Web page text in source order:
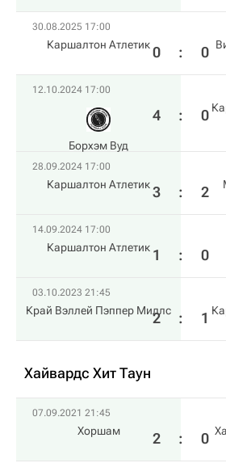
30.08.2025 17:00
Каршалтон Атлетик0 : 0
12.10.2024 17:00
Борхэм Вуд
4 : 0
28.09.2024 17:00
Каршалтон Атлетик3 : 2
14.09.2024 17:00
Каршалтон Атлетик 1 : 0
03.10.2023 21:45
Край Вэллей Пэппер Миллс
2 : 1
Хайвардс Хит Таун
07.09.2021 21:45
Хоршам 2 : 0